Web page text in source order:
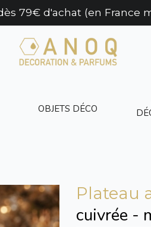
79€ d'achat (en France
OBJETS DÉCO
Plateau
cuivrée -